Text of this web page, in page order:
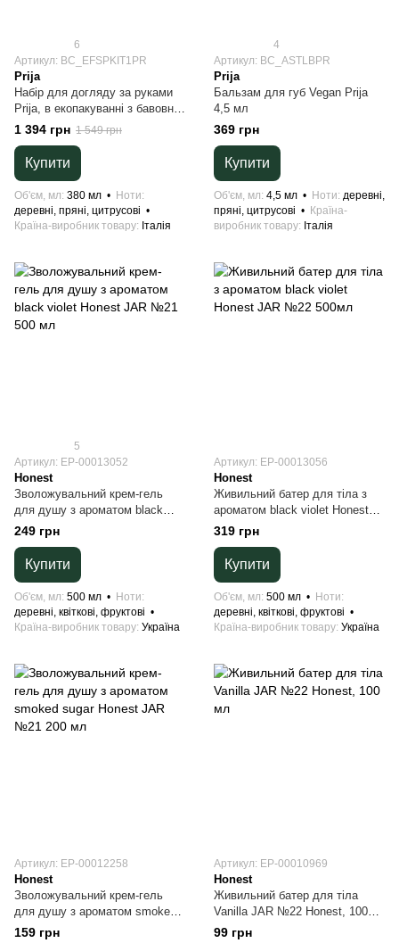
6
Артикул: BC_EFSPKIT1PR
Prija
Набір для догляду за руками
Prija, в екопакуванні з бавовни
(Зволожувальний крем 380 мл
+ Рідке парфумоване мило 380
мл)
1 394 грн 1 549 грн
Купити
Об'єм, мл 380 мл
Ноти
деревні, пряні, цитрусові
Країна-виробник товару
Італія
4
Артикул: BC_ASTLBPR
Prija
Бальзам для губ Vegan Prija
4,5 мл
369 грн
Купити
Об'єм, мл 4,5 мл Ноти деревні,
пряні, цитрусові
Країна-
виробник товару
Італія
5
Артикул: EP-00013052
Honest
Зволожувальний крем-гель
для душу з ароматом black
violet Honest JAR №21 500 мл
249 грн
Купити
Об'єм, мл 500 мл
Ноти
деревні, квіткові, фруктові
Країна-виробник товару Україна
Артикул: EP-00013056
Honest
Живильний батер для тіла з
ароматом black violet Honest
JAR №22 500мл
319 грн
Купити
Об'єм, мл 500 мл
Ноти
деревні, квіткові, фруктові
Країна-виробник товару Україна
Артикул: EP-00012258
Honest
Зволожувальний крем-гель
для душу з ароматом smoked
sugar Honest JAR №21 200 мл
159 грн
Артикул: ЕР-00010969
Honest
Живильний батер для тіла
Vanilla JAR №22 Honest, 100
мл
99 грн